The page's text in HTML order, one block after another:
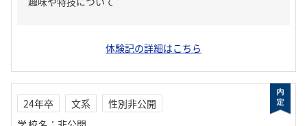
体験記の詳細はこちら
24年卒 文系
性別非公開